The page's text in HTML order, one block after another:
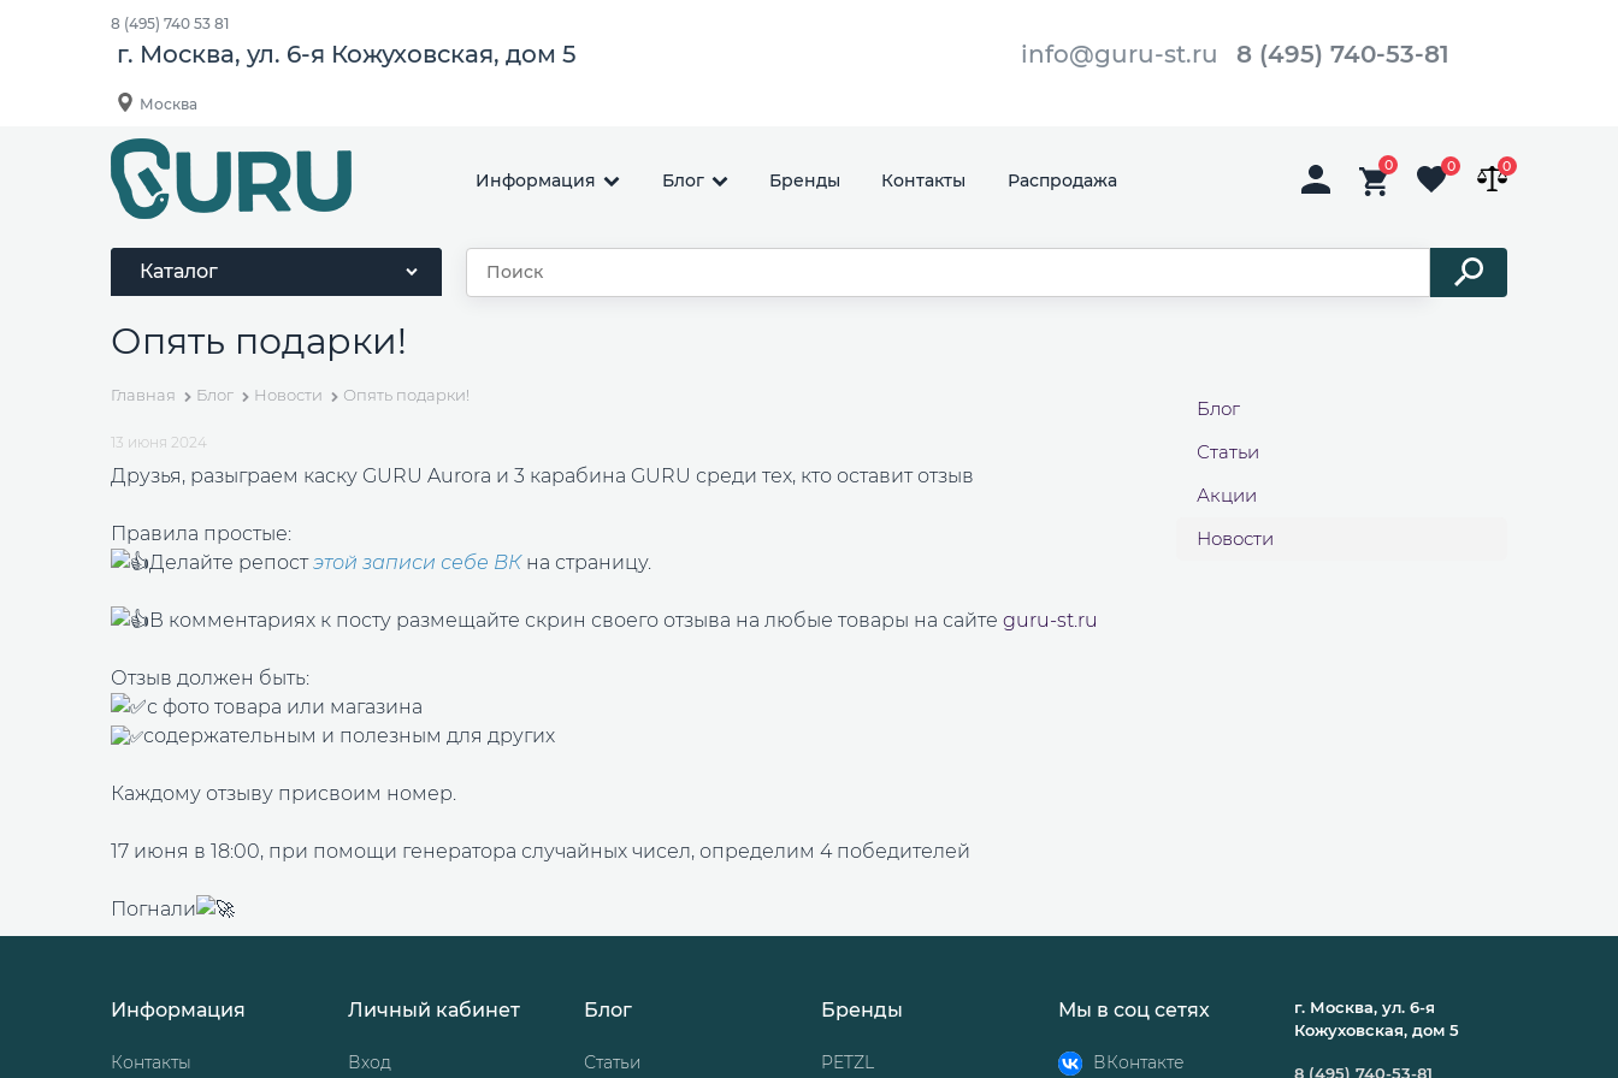
8 (495) 740 53 81
г. Москва, ул. 6-я Кожуховская, дом 5 info@guru-st.ru 8 (495) 740-53-81
Москва
Информация Блог Бренды Контакты Распродажа
0 0 0
Каталог
Опять подарки!
Главная Блог Новости Опять подарки!
13 июня 2024
Друзья, разыграем каску GURU Aurora и 3 карабина GURU среди тех, кто оставит отзыв
Правила простые:
Делайте репостэтой записи себе ВК на страницу.
В комментариях к посту размещайте скрин своего отзыва на любые товары на сайте guru-st.ru
Отзыв должен быть:
с фото товара или магазина
содержательным и полезным для других
Каждому отзыву присвоим номер.
17 июня в 18:00, при помощи генератора случайных чисел, определим 4 победителей
Погнали
Блог
Статьи
Акции
Новости
Информация
Контакты
Личный кабинет
Вход
Блог
Статьи
Бренды
PETZL
Мы в соц сетях
ВКонтакте
г. Москва, ул. 6-я
Кожуховская, дом 5
8 (495) 740-53-81